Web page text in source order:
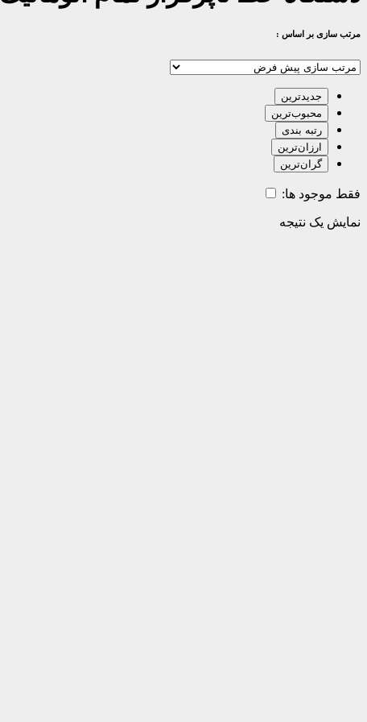
مرتب سازی بر اساس :
جدیدترین
محبوب‌ترین
رتبه بندی
ارزان‌ترین
گران‌ترین
فقط موجود ها:
نمایش یک نتیجه